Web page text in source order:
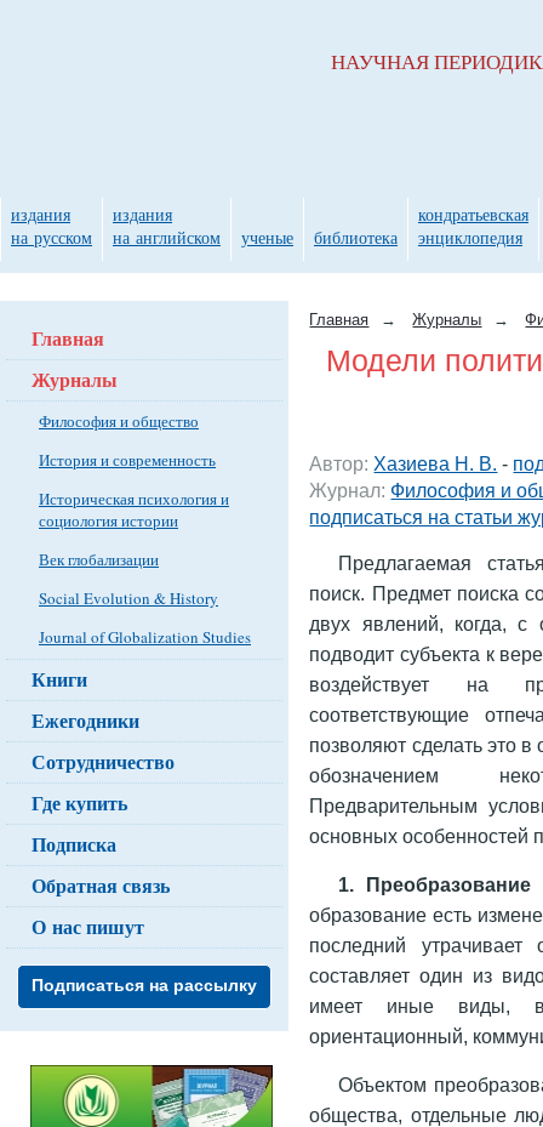
Главная → Журналы →
Модели
Автор: Хазиева Н. В. -
Журнал: Философия и
подписаться на статьи
Предлагаемая
поиск. Предмет поиска
двух явлений, когда, с
подводит субъекта к вере
воздействует на
соответствующие
позволяют сделать это
обозначением
Предварительным
ос­новных особенностей
1. Преобразование
образование есть
последний
составляет один из
имеет иные виды, в
ориентационный,
Объектом
общества, отдельные
Главная
Журналы
Философия и общество
История и современность
Историческая психология и
социология истории
Век глобализации
Social Evolution & History
Journal of Globalization Studies
Книги
Ежегодники
Сотрудничество
Где купить
Подписка
Обратная связь
О нас пишут
Подписаться на рассылку
НАУЧНАЯ
издания
на русском
издания
на английском
ученые библиотека
кондратьевская
энциклопедия